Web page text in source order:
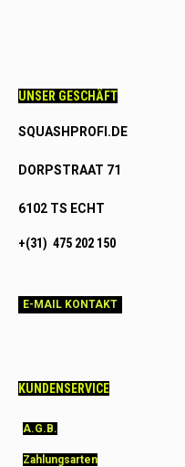
UNSER GESCHÄFT
SQUASHPROFI.DE
DORPSTRAAT 71
6102 TS ECHT
+(31) 475 202 150
E-MAIL KONTAKT
KUNDENSERVICE
A.G.B.
Zahlungsarten